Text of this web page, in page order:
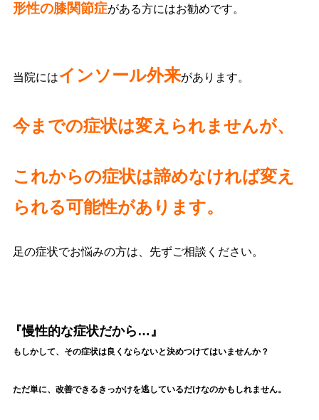
形性の膝関節症がある方にはお勧めです。
当院にはインソール外来があります。
今までの症状は変えられませんが、
これからの症状は諦めなければ変え
られる可能性があります。
足の症状でお悩みの方は、先ずご相談ください。
『慢性的な症状だから…』
もしかして、その症状は良くならないと決めつけてはいませんか？
ただ単に、改善できるきっかけを逃しているだけなのかもしれません。